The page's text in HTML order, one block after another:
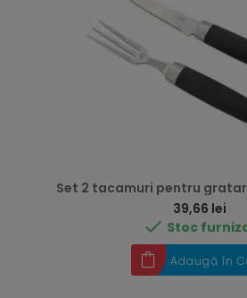
Set 2 tacamuri pentru
39,66 lei
 Stoc
Adaugă în